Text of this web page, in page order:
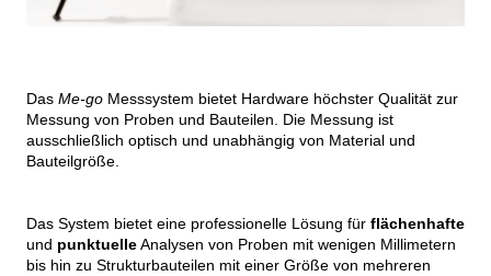
Das Me-go Messsystem bietet Hardware höchster Qualität zur
Messung von Proben und Bauteilen. Die Messung ist
ausschließlich optisch und unabhängig von Material und
Bauteilgröße.
Das System bietet eine professionelle Lösung für flächenhafte
und punktuelleAnalysen von Proben mit wenigen Millimetern
bis hin zu Strukturbauteilen mit einer Größe von mehreren